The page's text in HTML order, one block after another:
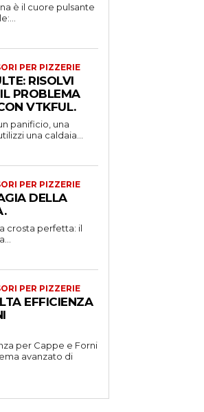
è il cuore pulsante
PER PIZZERIE
RISOLVI
PROBLEMA
VTKFUL.
panificio, una
una caldaia...
PER PIZZERIE
DELLA
crosta perfetta: il
PER PIZZERIE
EFFICIENZA
per Cappe e Forni